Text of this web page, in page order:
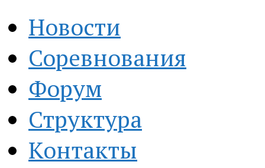
Новости
Соревнования
Форум
Структура
Контакты